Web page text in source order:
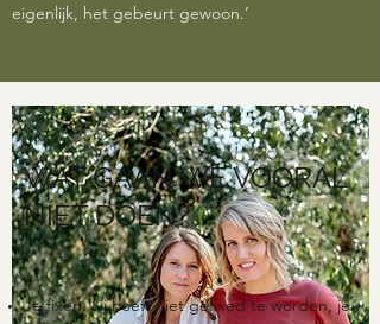
eigenlijk, het gebeurt gewoon.’
WAT GAAN WE VOORAL
NÍET DOEN?
Je fixen. Jij hoeft niet gefixed te worden, je